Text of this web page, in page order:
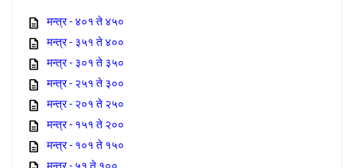
मन्त्र - ४०१ ते ४५०
मन्त्र - ३५१ ते ४००
मन्त्र - ३०१ ते ३५०
मन्त्र - २५१ ते ३००
मन्त्र - २०१ ते २५०
मन्त्र - १५१ ते २००
मन्त्र - १०१ ते १५०